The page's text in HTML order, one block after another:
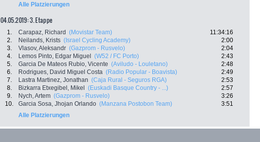
Alle Platzierungen
04.05.2019: 3. Etappe
1. Carapaz, Richard (Movistar Team)
11:34:16
2.
Neilands, Krists (Israel Cycling Academy)
2:00
3.
Vlasov, Aleksandr (Gazprom - Rusvelo)
2:04
4.
Lemos Pinto, Edgar Miguel (W52 / FC Porto)
2:43
5.
Garcia De Mateos Rubio, Vicente (Aviludo - Louletano)
2:48
6.
Rodrigues, David Miguel Costa (Radio Popular - Boavista)
2:49
7.
Lastra Martinez, Jonathan (Caja Rural - Seguros RGA)
2:53
8.
Bizkarra Etxegibel, Mikel (Euskadi Basque Country - ...)
2:57
9.
Nych, Artem (Gazprom - Rusvelo)
3:26
10.
Garcia Sosa, Jhojan Orlando (Manzana Postobon Team)
3:51
Alle Platzierungen